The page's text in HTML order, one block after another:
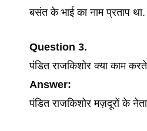
बसंत के भाई का नाम प्रताप था.
Question 3.
पंडित राजकिशोर क्या काम
Answer:
पंडित राजकिशोर मज़दूरों के